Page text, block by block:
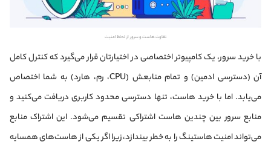
تفاوت هاست و سرور از لحاظ امنیت
با خرید سرور، یک کامپیوتر اختصاصی در اختیارتان قرار می‌گیرد که کنترل کامل
آن (دسترسی ادمین) و تمام منابعش (CPU، رم، هارد) به شما اختصاص
می‌یابد. اما با خرید هاست، تنها دسترسی محدود کاربری دریافت می‌کنید و
منابع سرور بین چندین هاست اشتراکی تقسیم می‌شود. این اشتراک منابع
می‌تواند امنیت هاستینگ را به خطر بیندازد، زیرا اگر یکی از هاست‌های همسایه